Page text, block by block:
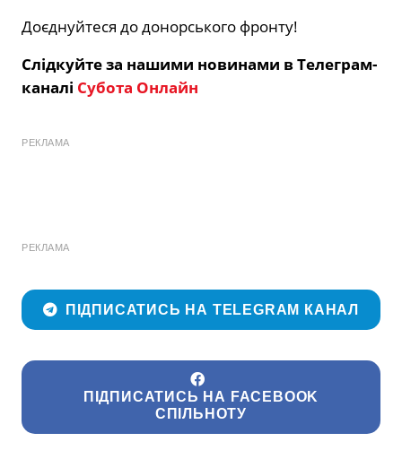
Доєднуйтеся до донорського фронту!
Слідкуйте за нашими новинами в Телеграм-
каналі Субота Онлайн
РЕКЛАМА
РЕКЛАМА
ПІДПИСАТИСЬ НА TELEGRAM КАНАЛ
ПІДПИСАТИСЬ НА FACEBOOK
СПІЛЬНОТУ